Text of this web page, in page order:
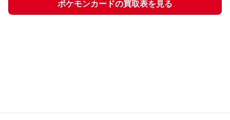
ポケモンカードの買取表を見る